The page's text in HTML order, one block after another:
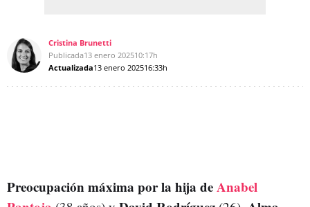
Cristina Brunetti
Publicada13 enero 202510:17h
Actualizada13 enero 202516:33h
Preocupación máxima por la hija deAnabel